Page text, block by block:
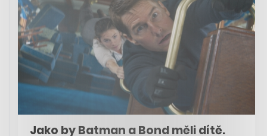
Jako by Batman a Bond měli dítě.